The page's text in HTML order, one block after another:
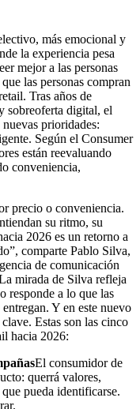
más emocional y
la experiencia pesa
mejor a las personas
las personas compran
Tras años de
sobreoferta digital, el
prioridades:
Según el Consumer
están reevaluando
conveniencia,
precio o conveniencia.
su ritmo, su
2026 es un retorno a
comparte Pablo Silva,
de comunicación
mirada de Silva refleja
responde a lo que las
Y en este nuevo
Estas son las cinco
hacia 2026:
El consumidor de
querrá valores,
pueda identificarse.